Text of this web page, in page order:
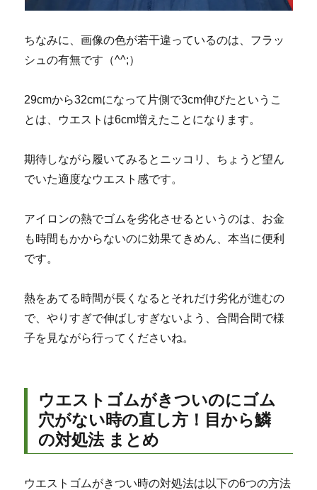
ちなみに、画像の色が若干違っているのは、フラッ
シュの有無です（^^;）
29cmから32cmになって片側で3cm伸びたというこ
とは、ウエストは6cm増えたことになります。
期待しながら履いてみるとニッコリ、ちょうど望ん
でいた適度なウエスト感です。
アイロンの熱でゴムを劣化させるというのは、お金
も時間もかからないのに効果てきめん、本当に便利
です。
熱をあてる時間が長くなるとそれだけ劣化が進むの
で、やりすぎで伸ばしすぎないよう、合間合間で様
子を見ながら行ってくださいね。
ウエストゴムがきついのにゴム
穴がない時の直し方！目から鱗
の対処法 まとめ
ウエストゴムがきつい時の対処法は以下の6つの方法